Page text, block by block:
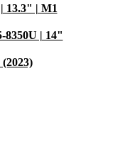
13.3" | M1
8350U | 14"